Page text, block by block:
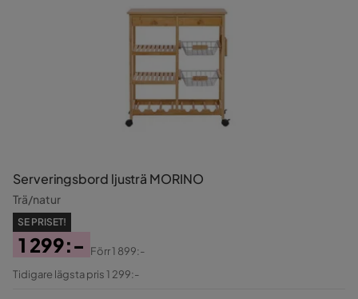
Serveringsbord ljusträ MORINO
Trä/natur
SE PRISET!
Pris
1 299:-
Original
Förr1 899:-
Tidigare lägsta pris 1 299:-